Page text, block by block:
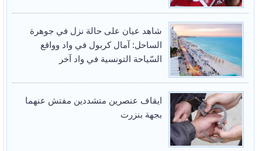
شاهد عيان على حالة نزل في جوهرة
الساحل: آمال كربول في واد وواقع
السّياحة التونسية في واد آخر
ايقاف عنصرين متشددين مفتش عنهما
بجهة بنزرت